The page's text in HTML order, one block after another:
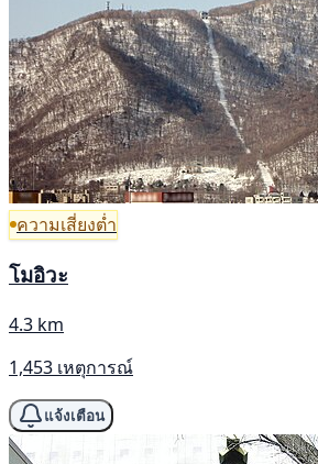
ความเสี่ยงต่ำ
โมอิวะ
4.3 km
1,453 เหตุการณ์
แจ้งเตือน